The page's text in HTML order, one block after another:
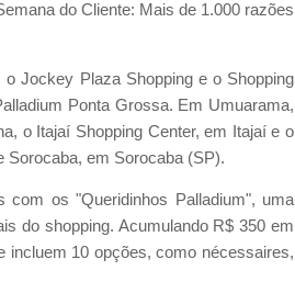
do Cliente: Mais de 1.000 razões
o Jockey Plaza Shopping e o Shopping
Ponta Grossa. Em Umuarama,
o Itajaí Shopping Center, em Itajaí e o
Sorocaba, em Sorocaba (SP).
os "Queridinhos Palladium", uma
do shopping. Acumulando R$ 350 em
incluem 10 opções, como nécessaires,